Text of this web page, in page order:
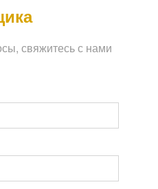
свяжитесь с нами